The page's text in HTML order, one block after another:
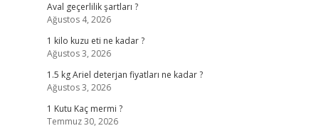
Aval geçerlilik şartları ?
Ağustos 4, 2026
1 kilo kuzu eti ne kadar ?
Ağustos 3, 2026
1.5 kg Ariel deterjan fiyatları ne kadar ?
Ağustos 3, 2026
1 Kutu Kaç mermi ?
Temmuz 30, 2026